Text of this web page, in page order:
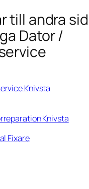
till andra
Dator /
Knivsta
Knivsta
Fixare